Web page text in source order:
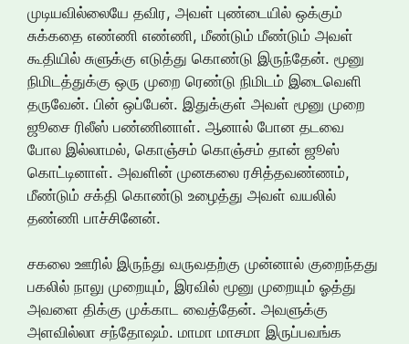
முடியவில்லையே தவிர, அவள் புண்டையில் ஒக்கும்
சுக்கதை எண்ணி எண்ணி, மீண்டும் மீண்டும் அவள்
கூதியில் சுளுக்கு எடுத்து கொண்டு இருந்தேன். மூனு
நிமிடத்துக்கு ஒரு முறை ரெண்டு நிமிடம் இடைவெளி
தருவேன். பின் ஒப்பேன். இதுக்குள் அவள் மூனு முறை
ஜூசை ரிலீஸ் பண்ணினாள். ஆனால் போன தடவை
போல இல்லாமல், கொஞ்சம் கொஞ்சம் தான் ஜூஸ்
கொட்டினாள். அவளின் முனகலை ரசித்தவண்ணம்,
மீண்டும் சக்தி கொண்டு உழைத்து அவள் வயலில்
தண்ணி பாச்சினேன்.
சகலை ஊரில் இருந்து வருவதற்கு முன்னால் குறைந்தது
பகலில் நாலு முறையும், இரவில் மூனு முறையும் ஓத்து
அவளை திக்கு முக்காட வைத்தேன். அவளுக்கு
அளவில்லா சந்தோஷம். மாமா மாசமா இருப்பவங்க